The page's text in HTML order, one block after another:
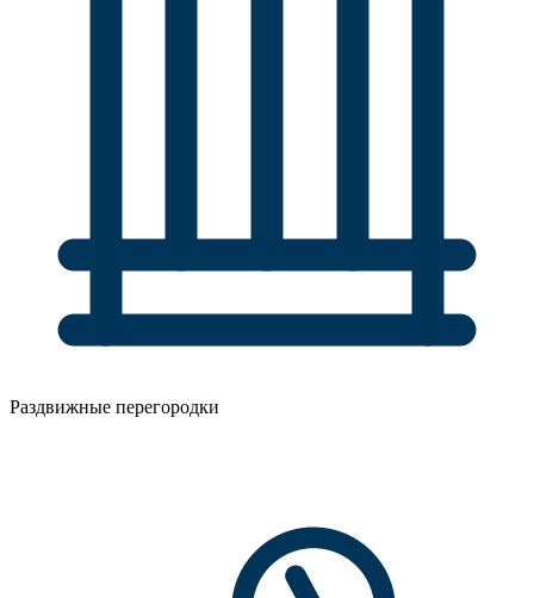
Раздвижные перегородки